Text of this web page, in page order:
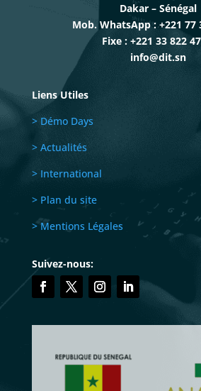
Dakar – Sénégal
Mob. WhatsApp : +221 77
Fixe : +221 33 822
info@dit.sn
Liens Utiles
> Démo Days
> Actualités
> International
> Plan du site
> Mentions Légales
Suivez-nous: